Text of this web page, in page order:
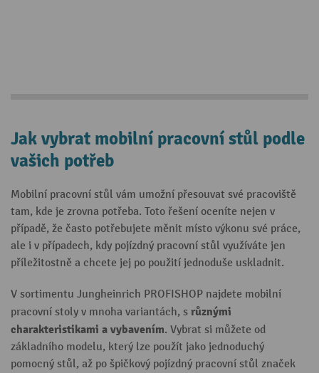
Jak vybrat mobilní pracovní stůl podle
vašich potřeb
Mobilní pracovní stůl vám umožní přesouvat své pracoviště
tam, kde je zrovna potřeba. Toto řešení oceníte nejen v
případě, že často potřebujete měnit místo výkonu své práce,
ale i v případech, kdy pojízdný pracovní stůl využíváte jen
příležitostně a chcete jej po použití jednoduše uskladnit.
V sortimentu Jungheinrich PROFISHOP najdete mobilní
pracovní stoly v mnoha variantách, s různými
charakteristikami a vybavením. Vybrat si můžete od
základního modelu, který lze použít jako jednoduchý
pomocný stůl, až po špičkový pojízdný pracovní stůl značek